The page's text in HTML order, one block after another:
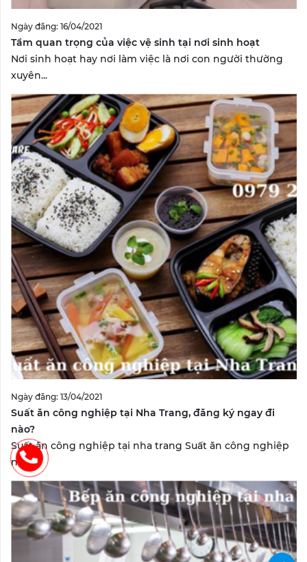
Ngày đăng: 16/04/2021
Tầm quan trọng của việc vệ sinh tại nơi sinh hoạt
Nơi sinh hoạt hay nơi làm việc là nơi con người thường
xuyên...
Ngày đăng: 13/04/2021
Suất ăn công nghiệp tại Nha Trang, đăng ký ngay đi
nào?
Suất ăn công nghiệp tại nha trang Suất ăn công nghiệp
nha...